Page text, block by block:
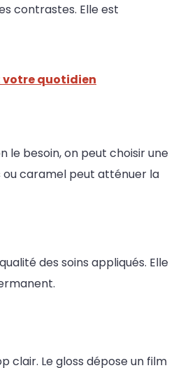
contrastes. Elle est
votre quotidien
le besoin, on peut choisir une
ou caramel peut atténuer la
des soins appliqués. Elle
Le gloss dépose un film